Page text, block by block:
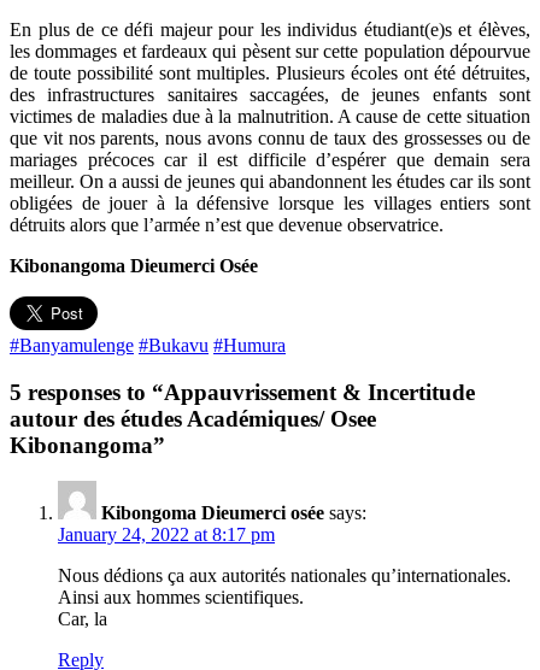
En plus de ce défi majeur pour les individus étudiant(e)s et élèves,
les dommages et fardeaux qui pèsent sur cette population dépourvue
de toute possibilité sont multiples. Plusieurs écoles ont été détruites,
des infrastructures sanitaires saccagées, de jeunes enfants sont
victimes de maladies due à la malnutrition. A cause de cette situation
que vit nos parents, nous avons connu de taux des grossesses ou de
mariages précoces car il est difficile d’espérer que demain sera
meilleur. On a aussi de jeunes qui abandonnent les études car ils sont
obligées de jouer à la défensive lorsque les villages entiers sont
détruits alors que l’armée n’est que devenue observatrice.
Kibonangoma Dieumerci Osée
#Banyamulenge #Bukavu #Humura
5 responses to “Appauvrissement & Incertitude
autour des études Académiques/ Osee
Kibonangoma”
Kibongoma Dieumerci osée says:
January 24, 2022 at 8:17 pm
Nous dédions ça aux autorités nationales qu’internationales.
Ainsi aux hommes scientifiques.
Car, la
Reply